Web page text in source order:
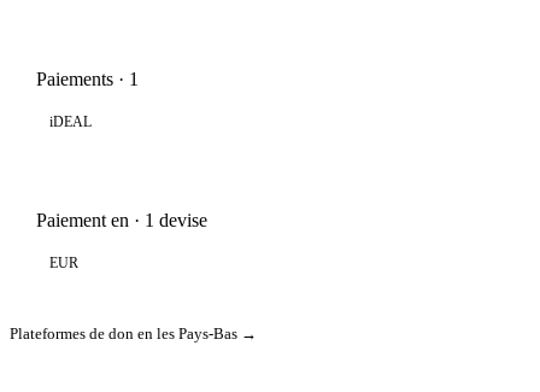
Paiements · 1
iDEAL
Paiement en · 1 devise
EUR
Plateformes de don en les Pays-Bas →